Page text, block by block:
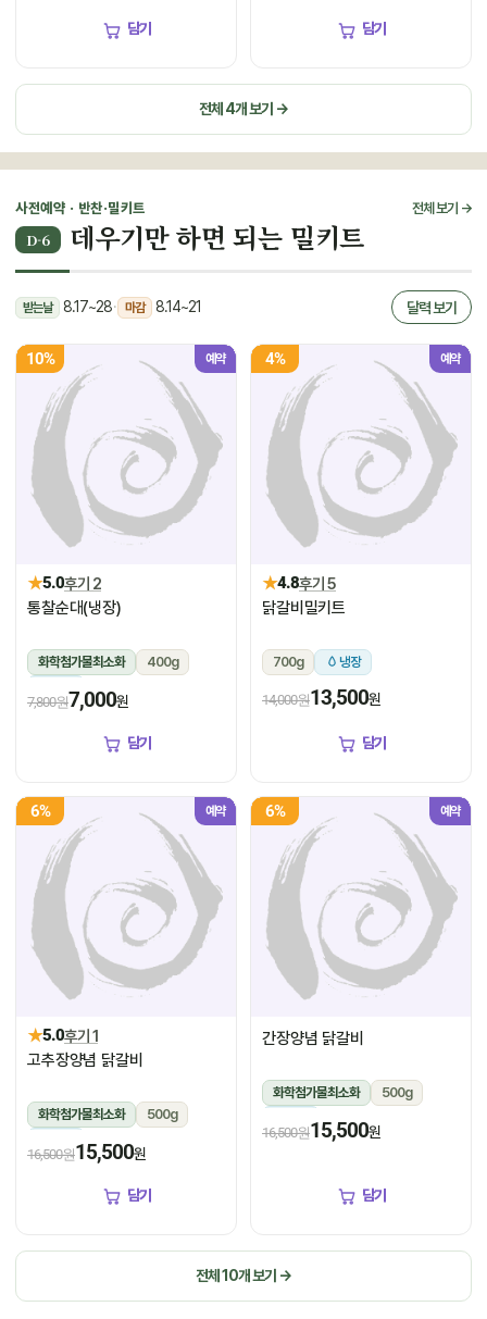
담기 담기
전체 4개 보기 →
사전예약 · 반찬·밀키트 전체 보기 →
D-6 데우기만 하면 되는 밀키트
받는날 8.17~28· 마감 8.14~21 달력 보기
10% 예약
★5.0후기 2
통찰순대(냉장)
화학첨가물최소화
400g
냉장
7,800원7,000원
담기
4% 예약
★4.8후기 5
닭갈비밀키트
700g 냉장
14,000원13,500원
담기
6% 예약
★5.0후기 1
고추장양념 닭갈비
화학첨가물최소화
500g
16,500원15,500원
담기
6% 예약
간장양념 닭갈비
화학첨가물최소화
500g
16,500원15,500원
담기
전체 10개 보기 →